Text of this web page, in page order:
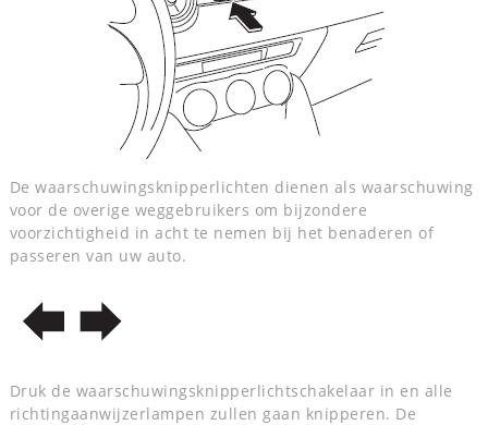
De waarschuwingsknipperlichten dienen als waarschuwing
voor de overige weggebruikers om bijzondere
voorzichtigheid in acht te nemen bij het benaderen of
passeren van uw auto.
Druk de waarschuwingsknipperlichtschakelaar in en alle
richtingaanwijzerlampen zullen gaan knipperen. De